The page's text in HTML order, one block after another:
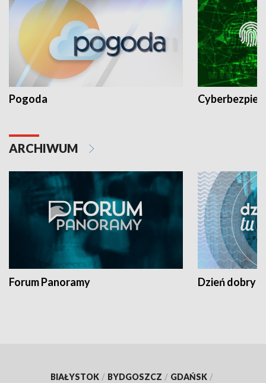
Pogoda
ARCHIWUM
Forum Panoramy Dzień dobry
BIAŁYSTOK / BYDGOSZCZ / GDAŃSK /